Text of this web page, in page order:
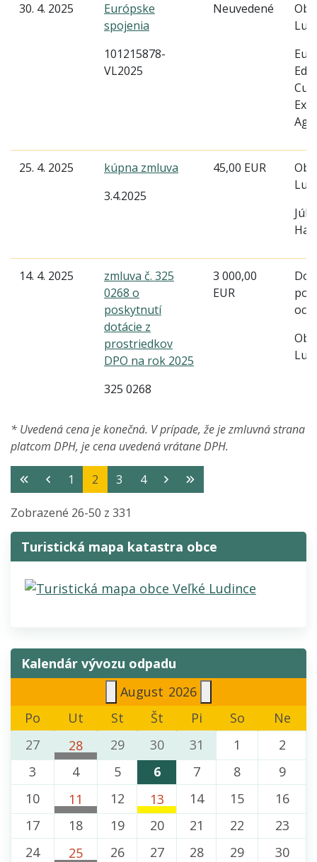
30. 4. 2025
Európske
spojenia
101215878-
VL2025
Neuvedené
25. 4. 2025
kúpna zmluva
3.4.2025
45,00 EUR
Júlia
14. 4. 2025
zmluva č. 325
0268 o
poskytnutí
dotácie z
prostriedkov
DPO na rok 2025
325 0268
3 000,00
EUR
* Uvedená cena je konečná. V prípade, že je zmluvná strana
platcom DPH, je cena uvedená vrátane DPH.
1 2 3 4
Zobrazené 26-50 z 331
Turistická mapa katastra obce
Kalendár vývozu odpadu
August 2026
Po
Ut St Št Pi So
Ne
27
28
Komunálny odpad
Veľké Ludince (Levice)
29 30 31 1
2
3
4 5 6 7 8
9
10
11
Komunálny odpad
Veľké Ludince (Levice)
12
13
Plasty
Veľké Ludince (Levice)
14 15
16
17
18 19 20 21 22
23
24
25 26 27 28 29 30